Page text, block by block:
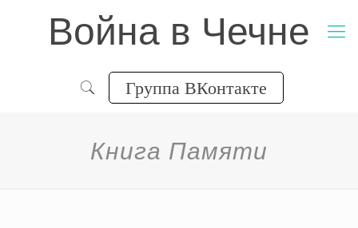
Война в Чечне
Группа ВКонтакте
Книга Памяти